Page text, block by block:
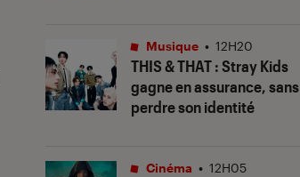
THIS & THAT: Stray Kids
gagne en assurance, sans
perdre son identité
Musique • 12H20
Cinéma • 12H05